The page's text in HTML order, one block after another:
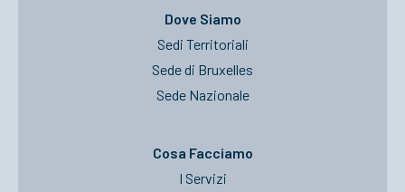
Dove Siamo
Sedi Territoriali
Sede di Bruxelles
Sede Nazionale
Cosa Facciamo
I Servizi